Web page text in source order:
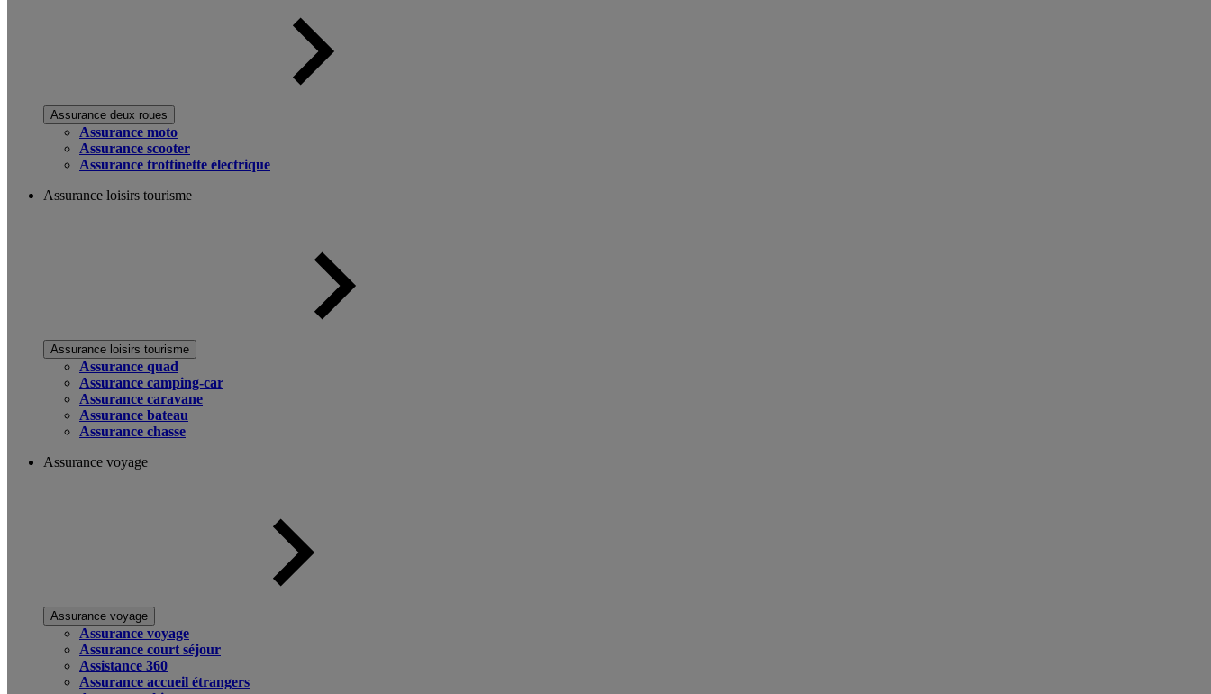
Assurance deux roues
Assurance moto
Assurance scooter
Assurance trottinette électrique
Assurance loisirs tourisme
Assurance loisirs tourisme
Assurance quad
Assurance camping-car
Assurance caravane
Assurance bateau
Assurance chasse
Assurance voyage
Assurance voyage
Assurance voyage
Assurance court séjour
Assistance 360
Assurance accueil étrangers